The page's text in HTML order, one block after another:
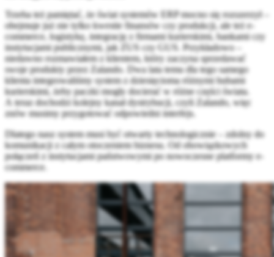
Trzeba też pamiętać, że świat systemów ERP mocno się rozszerzył –
obejmuje już nie tylko kwestie finansów czy produkcji, ale też e-
commerce, logistykę, integrację z firmami kurierskimi, bankami czy
instytucjami publicznymi, jak ZUS czy GUS. Przykładowo –
niedawno rozmawiałem z klientem, który zaczyna sprzedawać
swoje produkty przez Zalando. Dwa lata temu dla tego samego
klienta integrowaliśmy system z dziesięcioma różnymi hubami
kurierskimi, żeby paczki mogły docierać w różne części świata.
A teraz dochodzi kolejny kanał dystrybucji, czyli Zalando, więc
znów musimy przygotować odpowiedni interfejs.
Dlatego nasz system musi być otwarty technologicznie – zdolny do
komunikacji z całym otoczeniem biznesu. Od obowiązkowych
połączeń z instytucjami państwowymi po nowoczesne platformy e-
commerce.